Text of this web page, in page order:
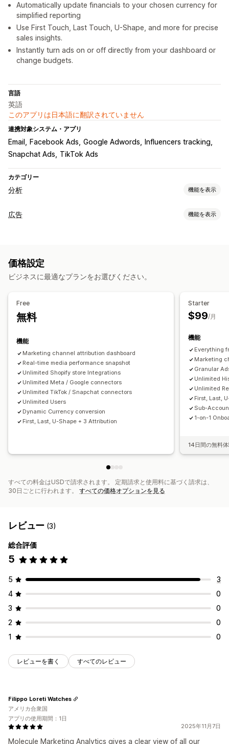
Automatically update financials to your chosen currency for
simplified reporting
Use First Touch, Last Touch, U-Shape, and more for precise
sales insights.
Instantly turn ads on or off directly from your dashboard or
change budgets.
言語
英語
このアプリは日本語に翻訳されていません
連携対象システム・アプリ
Email Facebook Ads Google Adwords
Influencers tracking
Snapchat Ads
TikTok Ads
カテゴリー
分析 機能を表示
お客様の操作動向
マーケティングと販売
マーケティングアトリビューション
ROAS
ビジュアルとレポート
分析ダッシュボード
データのエクスポート
広告 機能を表示
キャンペーン管理
パフォーマンス分析
パフォーマンス追跡
クリックスルー率
インプレッション数
トラフィック元
価格設定
ビジネスに最適なプランをお選びください。
Free
無料
機能
Marketing channel attribution dashboard
Real-time media performance snapshot
Unlimited Shopify store Integrations
Unlimited Meta / Google connectors
Unlimited TikTok / Snapchat connectors
Unlimited Users
Dynamic Currency conversion
First, Last, U-Shape + 3 Attribution
Starter
$99/月
機能
Everything
Marketing
Granular
Unlimited
Unlimited
First, Last,
Sub-
1-on-1
14日間の無料
すべての料金はUSDで請求されます。 定期請求と使用料に基づく請求は、
30日ごとに行われます。 すべての価格オプションを見る
レビュー (3)
総合評価
5
5
3
4
0
3
0
2
0
1
0
レビューを書く すべてのレビュー
2025年11月7日
Molecule Marketing Analytics gives a clear view of all our
Filippo Loreti Watches
アメリカ合衆国
アプリの使用期間：1日